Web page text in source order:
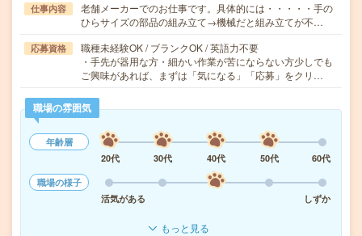
仕事内容
老舗メーカーでのお仕事です。具体的には・・・・・手の
ひらサイズの部品の組み立て→機械だと組み立てが不…
応募資格
職種未経験OK / ブランクOK / 英語力不要
・手先が器用な方・細かい作業が苦にならない方少しでも
ご興味があれば、まずは「気になる」「応募」をクリ…
職場の雰囲気
年齢層
20代
30代 40代 50代
60代
職場の様子
活気がある
しずか
もっと見る